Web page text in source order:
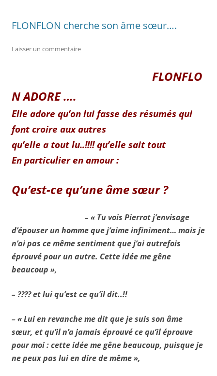
FLONFLON cherche son âme sœur….
Laisser un commentaire
FLONFLO
N ADORE ….
Elle adore qu’on lui fasse des résumés qui
font croire aux autres
qu’elle a tout lu..!!!! qu’elle sait tout
En particulier en amour :
Qu’est-ce qu’une âme sœur ?
– « Tu vois Pierrot j’envisage
d’épouser un homme que j’aime infiniment… mais je
n’ai pas ce même sentiment que j’ai autrefois
éprouvé pour un autre. Cette idée me gêne
beaucoup »,
– ???? et lui qu’est ce qu’il dit..!!
– « Lui en revanche me dit que je suis son âme
sœur, et qu’il n’a jamais éprouvé ce qu’il éprouve
pour moi : cette idée me gêne beaucoup, puisque je
ne peux pas lui en dire de même »,